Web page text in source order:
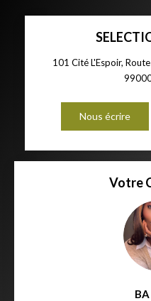
101 Cité L'Espoir,
Nous écrire
Votre